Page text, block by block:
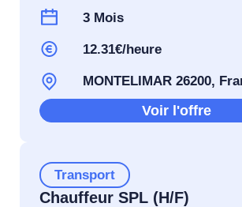
3 Mois
12.31€/heure
MONTELIMAR 26200,
Voir l'offre
Transport
Chauffeur SPL (H/F)